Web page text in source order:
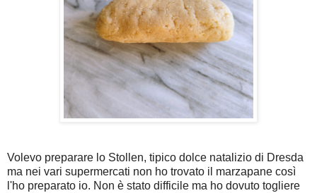
Volevo preparare lo Stollen, tipico dolce natalizio di Dresda
ma nei vari supermercati non ho trovato il marzapane così
l'ho preparato io. Non è stato difficile ma ho dovuto togliere